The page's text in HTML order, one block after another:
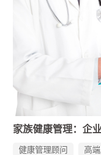
家族健康（深圳市国
年的专属健康管家服务
健康管理顾问 高